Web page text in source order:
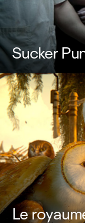
Sucker
Le